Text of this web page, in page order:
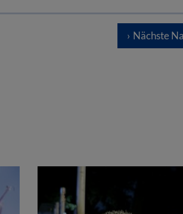
Nächste